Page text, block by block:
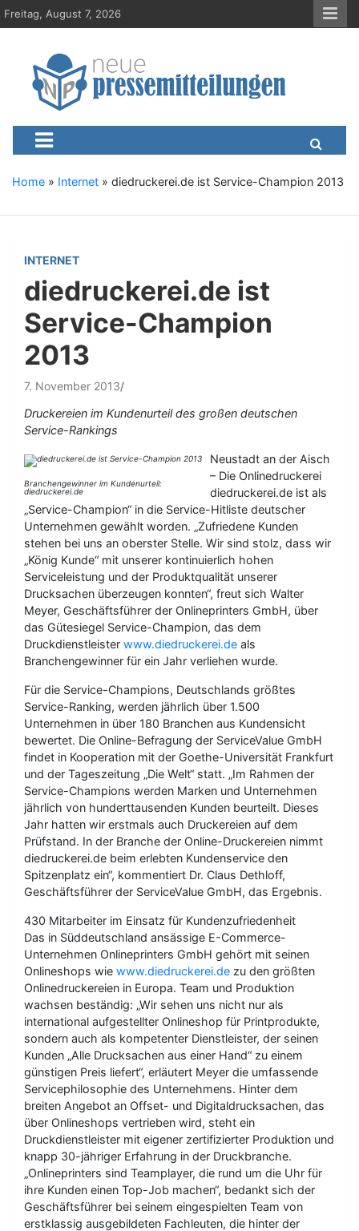
S
k
Freitag, August 7, 2026
Neue-
Presseportal, Nachrichten, News, Meldungen, Wirtschaft
Home » Internet » diedruckerei.de ist Service-Champion 2013
INTERNET
diedruckerei.de ist
Service-Champion
2013
7. November 2013
Druckereien im Kundenurteil des großen deutschen
Service-Rankings
Branchengewinner im Kundenurteil:
diedruckerei.de
Neustadt an der Aisch
– Die Onlinedruckerei
diedruckerei.de ist als
„Service-Champion“ in die Service-Hitliste deutscher
Unternehmen gewählt worden. „Zufriedene Kunden
stehen bei uns an oberster Stelle. Wir sind stolz, dass wir
„König Kunde“ mit unserer kontinuierlich hohen
Serviceleistung und der Produktqualität unserer
Drucksachen überzeugen konnten“, freut sich Walter
Meyer, Geschäftsführer der Onlineprinters GmbH, über
das Gütesiegel Service-Champion, das dem
Druckdienstleister www.diedruckerei.de als
Branchengewinner für ein Jahr verliehen wurde.
Für die Service-Champions, Deutschlands größtes
Service-Ranking, werden jährlich über 1.500
Unternehmen in über 180 Branchen aus Kundensicht
bewertet. Die Online-Befragung der ServiceValue GmbH
findet in Kooperation mit der Goethe-Universität Frankfurt
und der Tageszeitung „Die Welt“ statt. „Im Rahmen der
Service-Champions werden Marken und Unternehmen
jährlich von hunderttausenden Kunden beurteilt. Dieses
Jahr hatten wir erstmals auch Druckereien auf dem
Prüfstand. In der Branche der Online-Druckereien nimmt
diedruckerei.de beim erlebten Kundenservice den
Spitzenplatz ein“, kommentiert Dr. Claus Dethloff,
Geschäftsführer der ServiceValue GmbH, das Ergebnis.
430 Mitarbeiter im Einsatz für Kundenzufriedenheit
Das in Süddeutschland ansässige E-Commerce-
Unternehmen Onlineprinters GmbH gehört mit seinen
Onlineshops wie www.diedruckerei.de zu den größten
Onlinedruckereien in Europa. Team und Produktion
wachsen beständig: „Wir sehen uns nicht nur als
international aufgestellter Onlineshop für Printprodukte,
sondern auch als kompetenter Dienstleister, der seinen
Kunden „Alle Drucksachen aus einer Hand“ zu einem
günstigen Preis liefert“, erläutert Meyer die umfassende
Servicephilosophie des Unternehmens. Hinter dem
breiten Angebot an Offset- und Digitaldrucksachen, das
über Onlineshops vertrieben wird, steht ein
Druckdienstleister mit eigener zertifizierter Produktion und
knapp 30-jähriger Erfahrung in der Druckbranche.
„Onlineprinters sind Teamplayer, die rund um die Uhr für
ihre Kunden einen Top-Job machen“, bedankt sich der
Geschäftsführer bei seinem eingespielten Team von
erstklassig ausgebildeten Fachleuten, die hinter der